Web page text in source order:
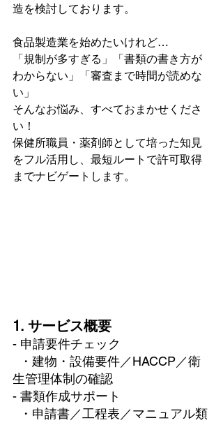
造を検討しております。
食品製造業を始めたいけれど…
「規制が多すぎる」「書類の書き方が
わからない」「審査まで時間が読めな
い」
そんなお悩み、すべておまかせくださ
い！
保健所職員・薬剤師として培った知見
をフル活用し、最短ルートで許可取得
までナビゲートします。
1. サービス概要
- 申請要件チェック
生管理体制の確認
- 書類作成サポート